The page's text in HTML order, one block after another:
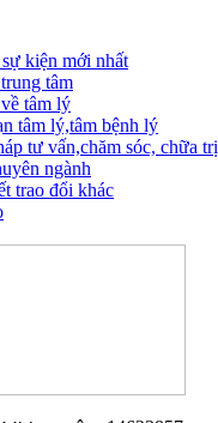
kiện mới nhất
tâm
tâm lý
tâm lý,tâm bệnh lý
tư vấn,chăm sóc, chữa trị
ngành
trao đổi khác